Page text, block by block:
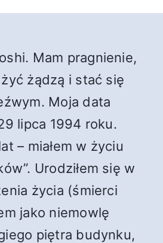
Mam pragnienie,
żądzą i stać się
Moja data
lipca 1994 roku.
– miałem w życiu
Urodziłem się w
życia (śmierci
jako niemowlę
piętra budynku,